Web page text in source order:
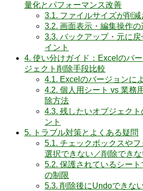
量化とパフォーマンス改善
3.1. ファイルサイズが削減
3.2. 画面表示・編集操作
3.3. バックアップ・元に
イント
4. 使い分けガイド：Excelのバ
ジェクト削除手段比較
4.1. Excelのバージョンに
4.2. 個人用シート vs 業務
除方法
4.3. 残したいオブジェク
ント
5. トラブル対策とよくある疑問
5.1. チェックボックスや
選択できない／削除できな
5.2. 保護されているシー
の制限
5.3. 削除後にUndoできな